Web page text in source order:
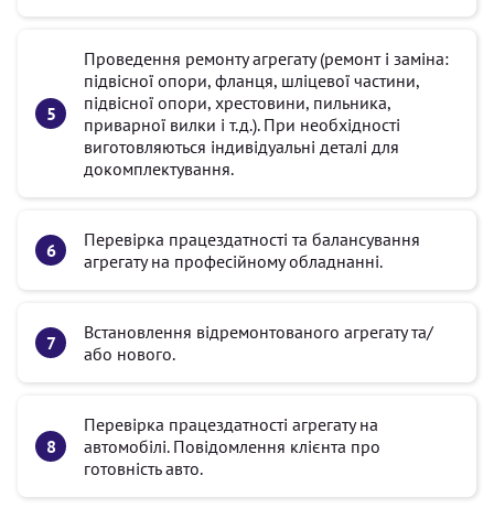
Проведення ремонту агрегату (ремонт і заміна:
підвісної опори, фланця, шліцевої частини,
підвісної опори, хрестовини, пильника,
приварної вилки і т.д.). При необхідності
виготовляються індивідуальні деталі для
докомплектування.
Перевірка працездатності та балансування
агрегату на професійному обладнанні.
Встановлення відремонтованого агрегату та/
або нового.
Перевірка працездатності агрегату на
автомобілі. Повідомлення клієнта про
готовність авто.